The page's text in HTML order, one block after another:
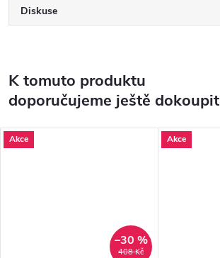
Diskuse
K tomuto produktu
doporučujeme ještě dokoupit
Akce
408 Kč
–30 %
Akce